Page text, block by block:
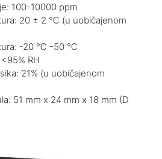
100-10000 ppm
20 ± 2 ℃ (u uobičajenom
-20 ℃ -50 ℃
RH
21% (u uobičajenom
51 mm x 24 mm x 18 mm (D